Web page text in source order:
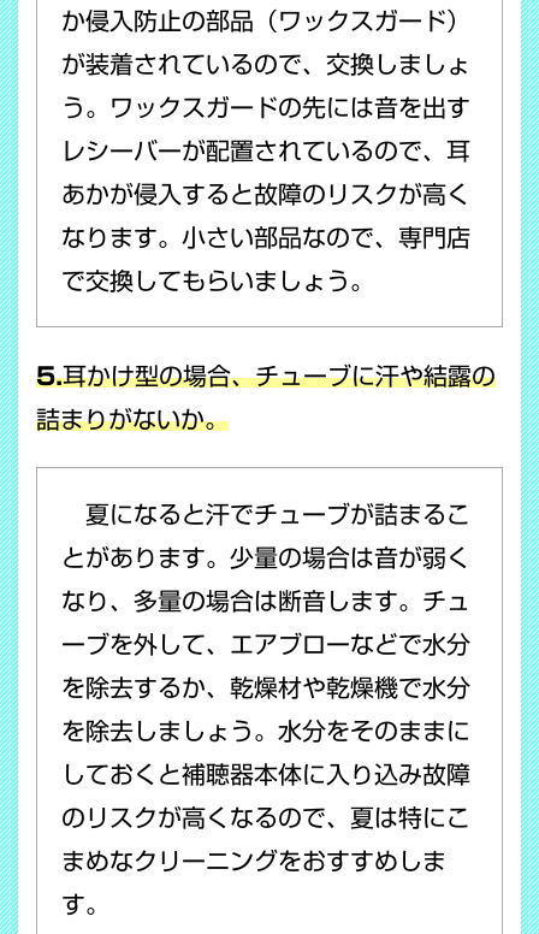
か侵入防止の部品（ワックスガード）
が装着されているので、交換しましょ
う。ワックスガードの先には音を出す
レシーバーが配置されているので、耳
あかが侵入すると故障のリスクが高く
なります。小さい部品なので、専門店
で交換してもらいましょう。
5.耳かけ型の場合、チューブに汗や結露の
詰まりがないか。
夏になると汗でチューブが詰まるこ
とがあります。少量の場合は音が弱く
なり、多量の場合は断音します。チュ
ーブを外して、エアブローなどで水分
を除去するか、乾燥材や乾燥機で水分
を除去しましょう。水分をそのままに
しておくと補聴器本体に入り込み故障
のリスクが高くなるので、夏は特にこ
まめなクリーニングをおすすめしま
す。